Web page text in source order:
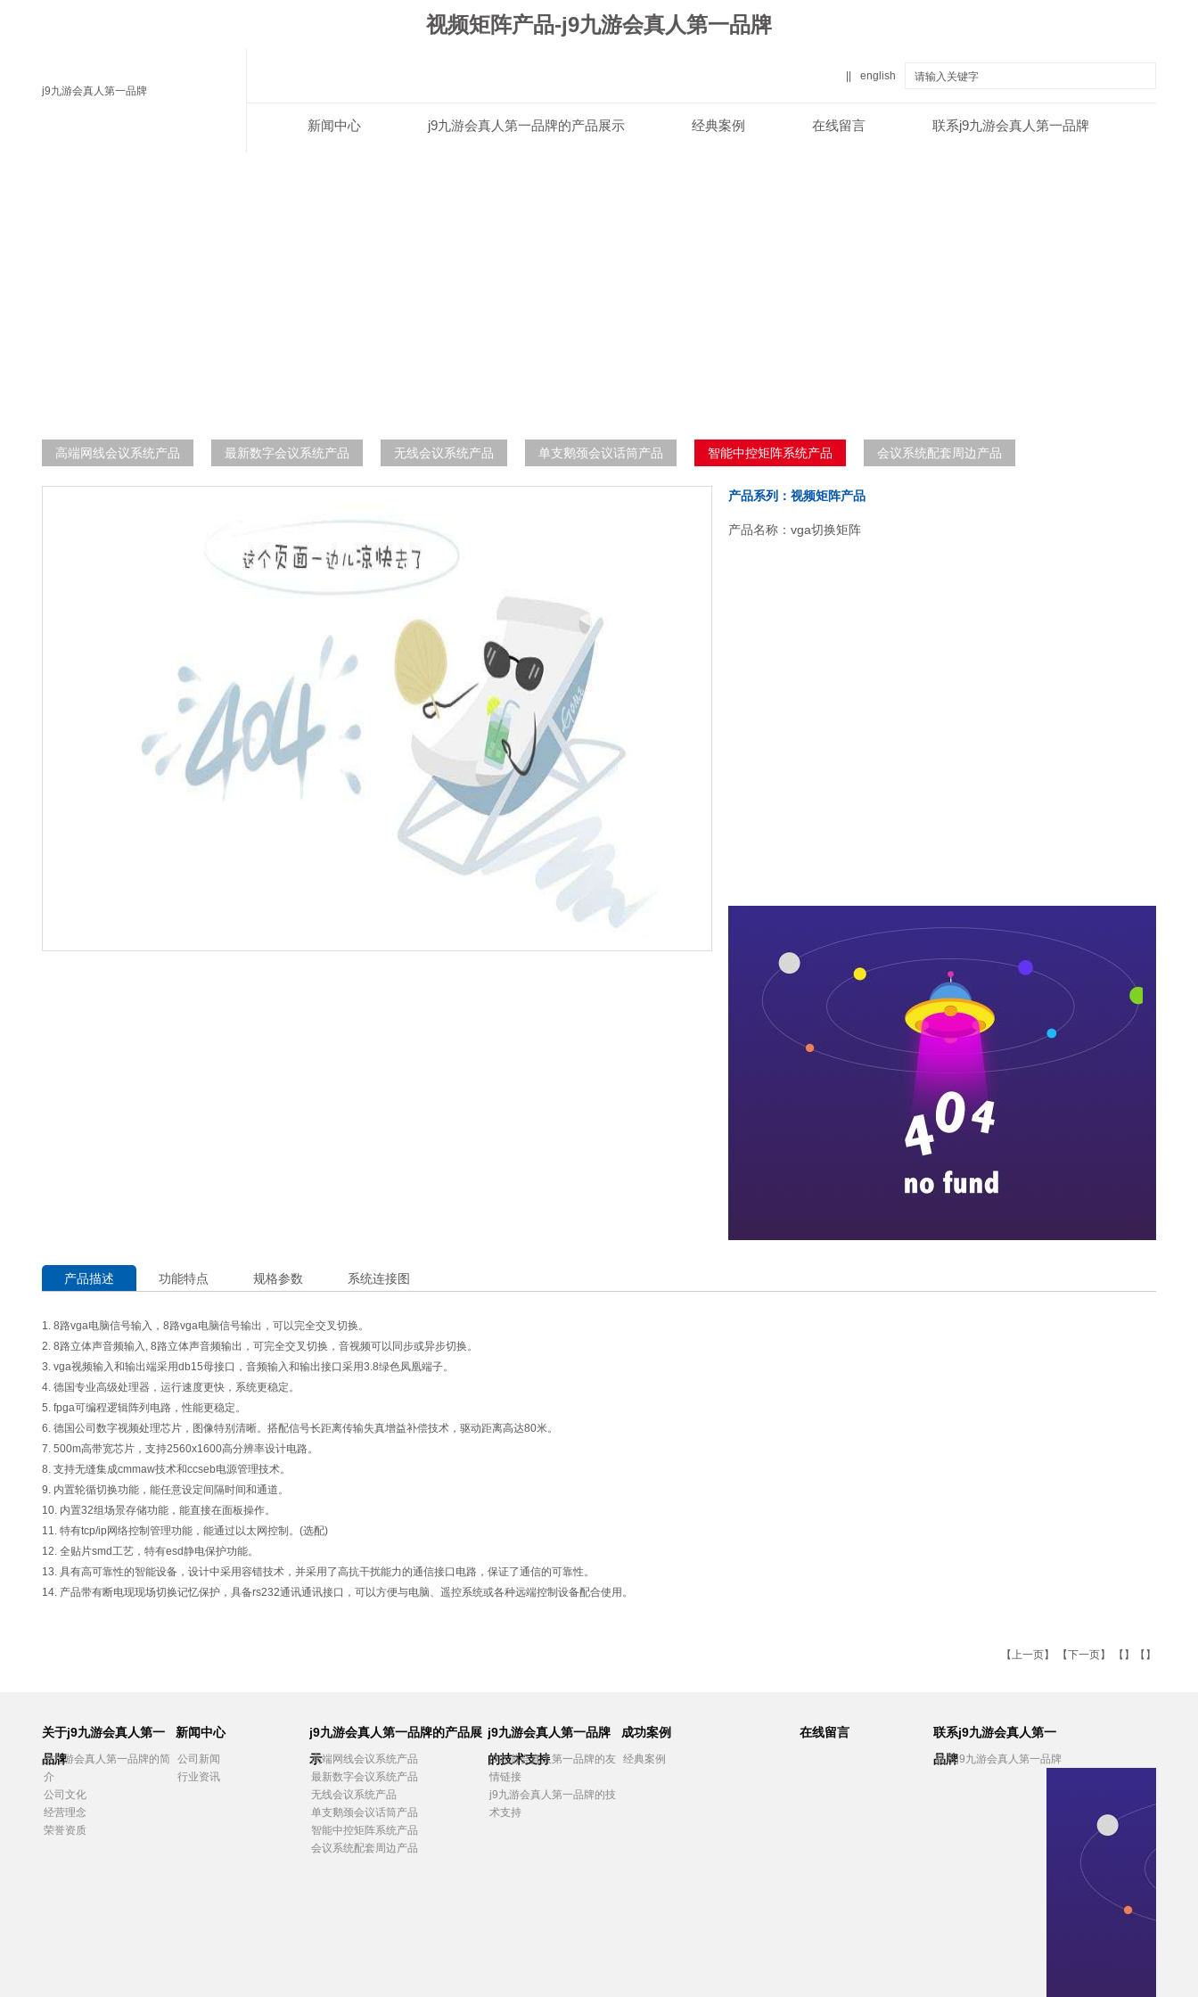
视频矩阵产品-j9九游会真人第一品牌
j9九游会真人第一品牌
english
联系j9九游会真人第一品牌
在线留言
经典案例
j9九游会真人第一品牌的产品展示
新闻中心
高端网线会议系统产品 最新数字会议系统产品 无线会议系统产品 单支鹅颈会议话筒产品 智能中控矩阵系统产品 会议系统配套周边产品
产品系列：视频矩阵产品
产品名称：vga切换矩阵
产品描述 功能特点 规格参数 系统连接图
1. 8路vga电脑信号输入，8路vga电脑信号输出，可以完全交叉切换。
2. 8路立体声音频输入, 8路立体声音频输出，可完全交叉切换，音视频可以同步或异步切换。
3. vga视频输入和输出端采用db15母接口，音频输入和输出接口采用3.8绿色凤凰端子。
4. 德国专业高级处理器，运行速度更快，系统更稳定。
5. fpga可编程逻辑阵列电路，性能更稳定。
6. 德国公司数字视频处理芯片，图像特别清晰。搭配信号长距离传输失真增益补偿技术，驱动距离高达80米。
7. 500m高带宽芯片，支持2560x1600高分辨率设计电路。
8. 支持无缝集成cmmaw技术和ccseb电源管理技术。
9. 内置轮循切换功能，能任意设定间隔时间和通道。
10. 内置32组场景存储功能，能直接在面板操作。
11. 特有tcp/ip网络控制管理功能，能通过以太网控制。(选配)
12. 全贴片smd工艺，特有esd静电保护功能。
13. 具有高可靠性的智能设备，设计中采用容错技术，并采用了高抗干扰能力的通信接口电路，保证了通信的可靠性。
14. 产品带有断电现现场切换记忆保护，具备rs232通讯通讯接口，可以方便与电脑、遥控系统或各种远端控制设备配合使用。
【上一页】 【下一页】 【】【】
关于j9九游会真人第一
品牌
j9九游会真人第一品牌的简
介
公司文化
经营理念
荣誉资质
新闻中心
公司新闻
行业资讯
j9九游会真人第一品牌的产品展
示
高端网线会议系统产品
最新数字会议系统产品
无线会议系统产品
单支鹅颈会议话筒产品
智能中控矩阵系统产品
会议系统配套周边产品
j9九游会真人第一品牌
的技术支持
j9九游会真人第一品牌的友
情链接
j9九游会真人第一品牌的技
术支持
成功案例
经典案例
在线留言
联系j9九游会真人第一
品牌
联系j9九游会真人第一品牌